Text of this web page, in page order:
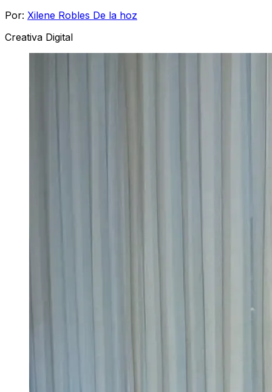
Por: Xilene Robles De la hoz
Creativa Digital